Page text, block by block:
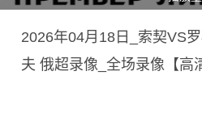
2026年04月18日_索契VS
夫 俄超录像_全场录像【高